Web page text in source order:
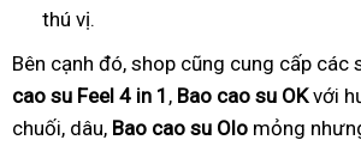
thú vị.
Bên cạnh đó, shop cũng cung cấp các
cao su Feel 4 in 1 , Bao cao su OKvới
chuối, dâu, Bao cao su Olo mỏng